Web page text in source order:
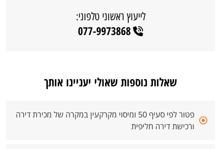
לייעוץ ראשוני טלפוני:
077-9973868
שאלות נוספות שאולי יעניינו אותך
פטור לפי סעיף 50 ומיסוי מקרקעין במקרה של מכירת דירה
ורכישת דירה חליפית